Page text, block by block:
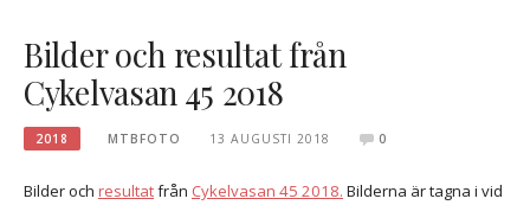
Bilder och resultat från
Cykelvasan 45 2018
2018 MTBFOTO 13 AUGUSTI 2018 0
Bilder och resultatfrån Cykelvasan 45 2018. Bilderna är tagna i vid